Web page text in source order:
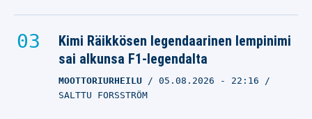
Kimi Räikkösen legendaarinen lempinimi
sai alkunsa F1-legendalta
MOOTTORIURHEILU 05.08.2026 - 22:16
SALTTU FORSSTRÖM